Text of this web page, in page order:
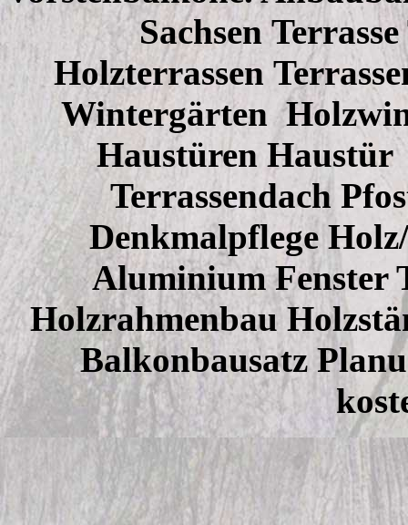
Sachsen
Holzterrassen
Wintergärten
Haustüren Haustür
Terrassendach
Denkmalpflege
Aluminium Fenster
Holzrahmenbau
Balkonbausatz